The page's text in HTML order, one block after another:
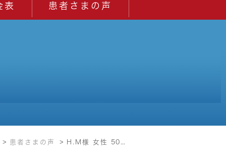
表 患者さまの声
患者さまの声